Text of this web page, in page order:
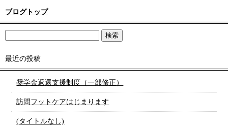
ブログトップ
最近の投稿
奨学金返還支援制度（一部修正）
訪問フットケアはじまります
(タイトルなし)